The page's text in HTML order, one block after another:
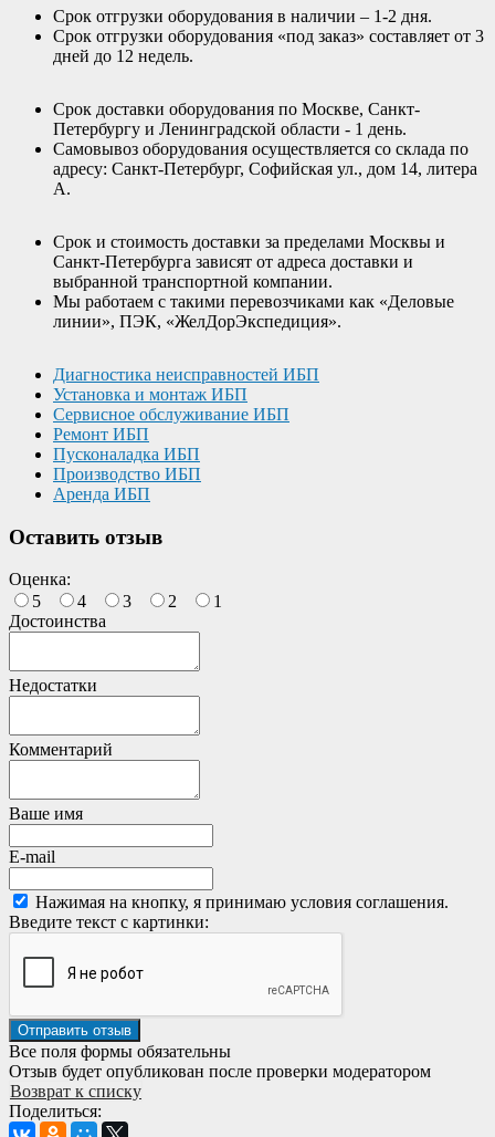
Срок отгрузки оборудования в наличии – 1-2 дня.
Срок отгрузки оборудования «под заказ» составляет от 3
дней до 12 недель.
Срок доставки оборудования по Москве, Санкт-
Петербургу и Ленинградской области - 1 день.
Самовывоз оборудования осуществляется со склада по
адресу: Санкт-Петербург, Софийская ул., дом 14, литера
А.
Срок и стоимость доставки за пределами Москвы и
Санкт-Петербурга зависят от адреса доставки и
выбранной транспортной компании.
Мы работаем с такими перевозчиками как «Деловые
линии», ПЭК, «ЖелДорЭкспедиция».
Диагностика неисправностей ИБП
Установка и монтаж ИБП
Сервисное обслуживание ИБП
Ремонт ИБП
Пусконаладка ИБП
Производство ИБП
Аренда ИБП
Оставить отзыв
Оценка:
5
4 3 2
1
Достоинства
Недостатки
Комментарий
Ваше имя
E-mail
Нажимая на кнопку, я принимаю условия соглашения.
Введите текст с картинки:
Все поля формы обязательны
Отзыв будет опубликован после проверки модератором
Возврат к списку
Поделиться: